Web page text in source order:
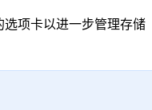
项卡以进一步管理存储